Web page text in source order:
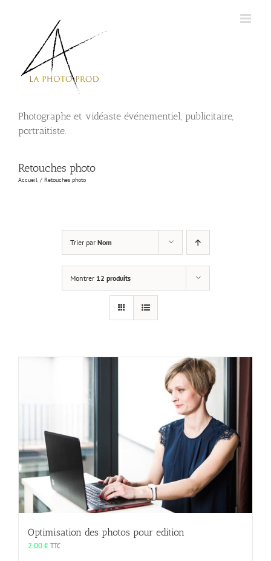
Photographe et vidéaste événementiel, publicitaire,
portraitiste.
Retouches photo
Accueil Retouches photo
Trier par Nom
Montrer 12 produits
Optimisation des photos pour edition
2.00€ TTC